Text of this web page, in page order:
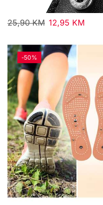
25,90KM 12,95 KM
-50%